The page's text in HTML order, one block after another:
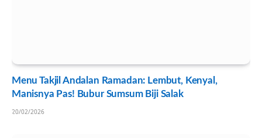
Menu Takjil Andalan Ramadan: Lembut, Kenyal,
Manisnya Pas! Bubur Sumsum Biji Salak
20/02/2026